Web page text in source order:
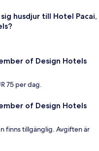
husdjur till Hotel Pacai,
of Design Hotels
75 per dag.
of Design Hotels
finns tillgänglig. Avgiften är